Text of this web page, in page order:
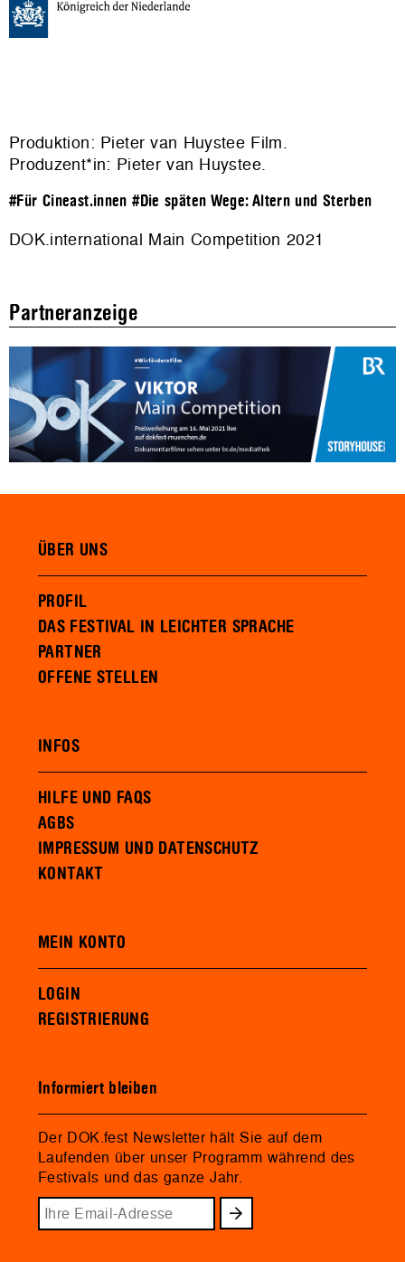
Produktion: Pieter van Huystee Film.
Produzent*in: Pieter van Huystee.
#Für Cineast.innen #Die späten Wege: Altern und Sterben
DOK.international Main Competition 2021
Partneranzeige
ÜBER UNS
PROFIL
DAS FESTIVAL IN LEICHTER SPRACHE
PARTNER
OFFENE STELLEN
INFOS
HILFE UND FAQS
AGBS
IMPRESSUM UND DATENSCHUTZ
KONTAKT
MEIN KONTO
LOGIN
REGISTRIERUNG
Informiert bleiben
Der DOK.fest Newsletter hält Sie auf dem
Laufenden über unser Programm während des
Festivals und das ganze Jahr.